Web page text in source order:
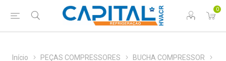
0
Início PEÇAS COMPRESSORES
BUCHA COMPRESSOR